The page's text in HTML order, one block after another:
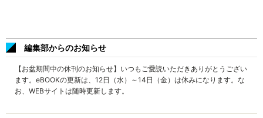
編集部からのお知らせ
【お盆期間中の休刊のお知らせ】いつもご愛読いただきありがとうござい
ます。eBOOKの更新は、12日（水）～14日（金）は休みになります。な
お、WEBサイトは随時更新します。